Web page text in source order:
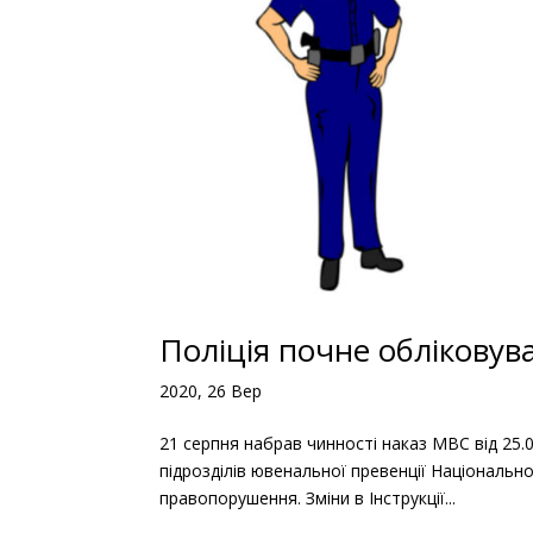
Поліція почне
2020, 26 Вер
21 серпня набрав чинності наказ МВС від
підрозділів ювенальної превенції
правопорушення. Зміни в Інструкції...